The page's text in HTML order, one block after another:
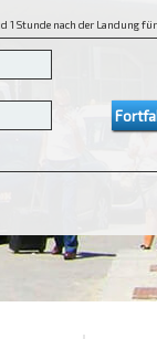
1 Stunde nach der Landung für